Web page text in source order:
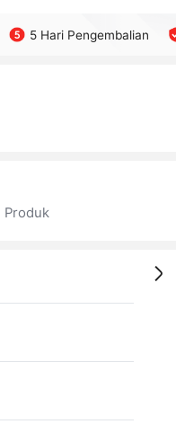
5 Hari Pengembalian
Produk